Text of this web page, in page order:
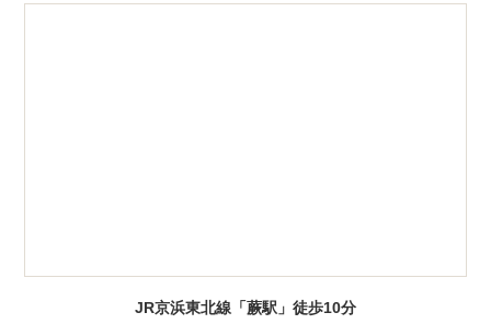
JR京浜東北線「蕨駅」徒歩10分